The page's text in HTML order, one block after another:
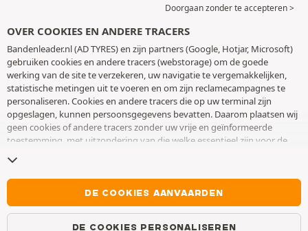
Doorgaan zonder te accepteren >
OVER COOKIES EN ANDERE TRACERS
Bandenleader.nl (AD TYRES) en zijn partners (Google, Hotjar, Microsoft)
gebruiken cookies en andere tracers (webstorage) om de goede
werking van de site te verzekeren, uw navigatie te vergemakkelijken,
statistische metingen uit te voeren en om zijn reclamecampagnes te
personaliseren. Cookies en andere tracers die op uw terminal zijn
opgeslagen, kunnen persoonsgegevens bevatten. Daarom plaatsen wij
geen cookies of andere tracers zonder uw vrije en geïnformeerde
toestemming, met uitzondering van die welke essentieel zijn voor de
toestemming op elk moment intrekken door naar de pagina over
cookies en andere tracerste gaan. U kunt ervoor kiezen om verder te
surfen zonder het deponeren van cookies of andere tracers te
aanvaarden. Weigering verhindert de toegang tot diensten niet AD
TYRES. Voor meer informatie,
DE COOKIES AANVAARDEN
DE COOKIES PERSONALISEREN